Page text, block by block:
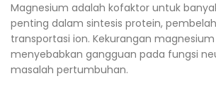
Magnesium adalah kofaktor untuk
penting dalam sintesis protein,
transportasi ion. Kekurangan
menyebabkan gangguan pada fungsi
masalah pertumbuhan.